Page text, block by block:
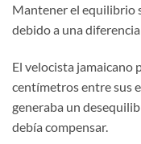
Mantener el equilibrio
debido a una
El velocista jamaicano
centímetros entre sus
generaba un
debía compensar.